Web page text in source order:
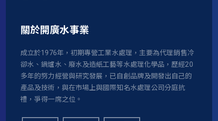
關於開廣水事業
成立於1976年，初期專營工業水處理，主要為代理銷售冷
卻水、鍋爐水、廢水及造紙工藝等水處理化學品，歷經20
多年的努力經營與研究發展，已自創品牌及開發出自己的
產品及技術，與在市場上與國際知名水處理公司分庭抗
禮，爭得一席之位。